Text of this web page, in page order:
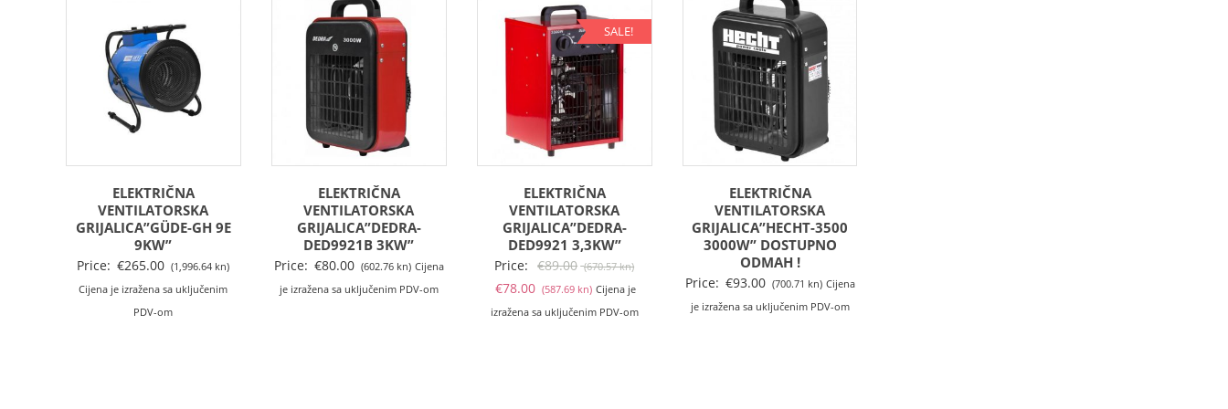
ELEKTRIČNA
VENTILATORSKA
GRIJALICA”GÜDE-GH 9E
9KW”
Price: €265.00 (1,996.64 kn)
Cijena je izražena sa uključenim
PDV-om
ELEKTRIČNA
VENTILATORSKA
GRIJALICA”DEDRA-
DED9921B 3KW”
Price: €80.00 (602.76 kn) Cijena
je izražena sa uključenim PDV-om
SALE!
ELEKTRIČNA
VENTILATORSKA
GRIJALICA”DEDRA-
DED9921 3,3KW”
Price: €89.00 (670.57 kn)Izvorna
cijena
bila
€78.00 (587.69 kn)Trenutna
cijena
Cijena je
izražena sa uključenim PDV-om
ELEKTRIČNA
VENTILATORSKA
GRIJALICA”HECHT-3500
3000W” DOSTUPNO
ODMAH !
Price: €93.00 (700.71 kn) Cijena
je izražena sa uključenim PDV-om